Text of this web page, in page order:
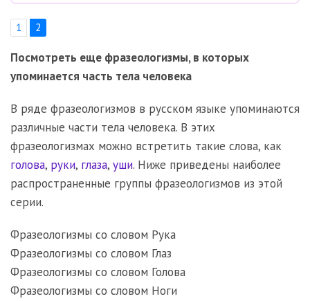
1 2
Посмотреть еще фразеологизмы, в которых
упоминается часть тела человека
В ряде фразеологизмов в русском языке упоминаются
различные части тела человека. В этих
фразеологизмах можно встретить такие слова, как
голова, руки, глаза, уши. Ниже приведены наиболее
распространенные группы фразеологизмов из этой
серии.
Фразеологизмы со словом Рука
Фразеологизмы со словом Глаз
Фразеологизмы со словом Голова
Фразеологизмы со словом Ноги